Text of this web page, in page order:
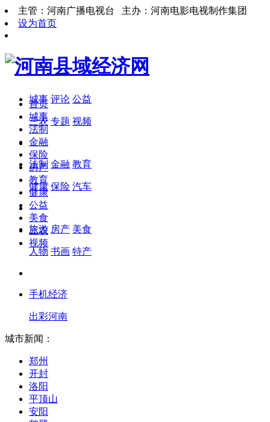
主管：河南广播电视台 主办：河南电影电视制作集团
设为首页
城事 评论 公益
三农 专题 视频
法制 金融 教育
健康 保险 汽车
旅游 房产 美食
人物 书画 特产
手机经济
出彩河南
首页
城事
法制
金融
保险
房产
教育
健康
公益
美食
三农
视频
城市新闻：
郑州
开封
洛阳
平顶山
安阳